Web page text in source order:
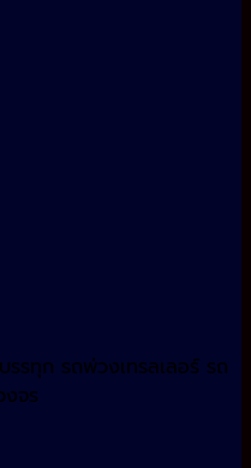
รรทุก รถพ่วงเทรลเลอร์ รถ
จร